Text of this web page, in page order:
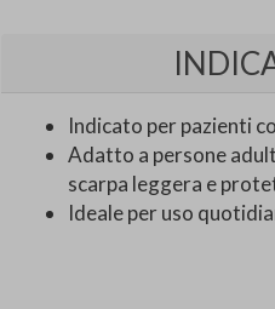
Indicato per pazienti
Adatto a persone
scarpa leggera e
Ideale per uso